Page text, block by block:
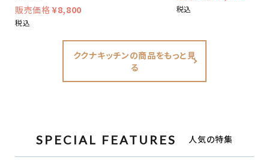
¥8,800
税込
税込
ククナキッチンの商品をもっと見
る
SPECIAL FEATURES 人気の特集